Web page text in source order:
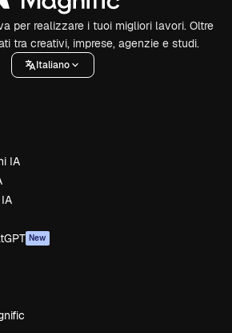
per realizzare i tuoi migliori lavori. Oltre
tra creativi, imprese, agenzie e studi.
Italiano
IA
New